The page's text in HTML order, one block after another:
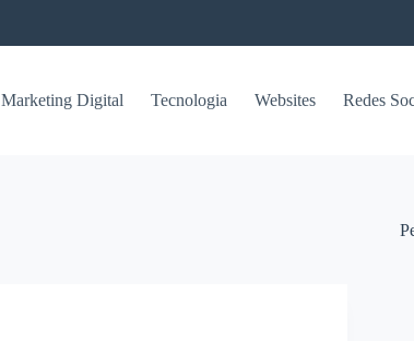
Marketing Digital Tecnologia Websites Redes